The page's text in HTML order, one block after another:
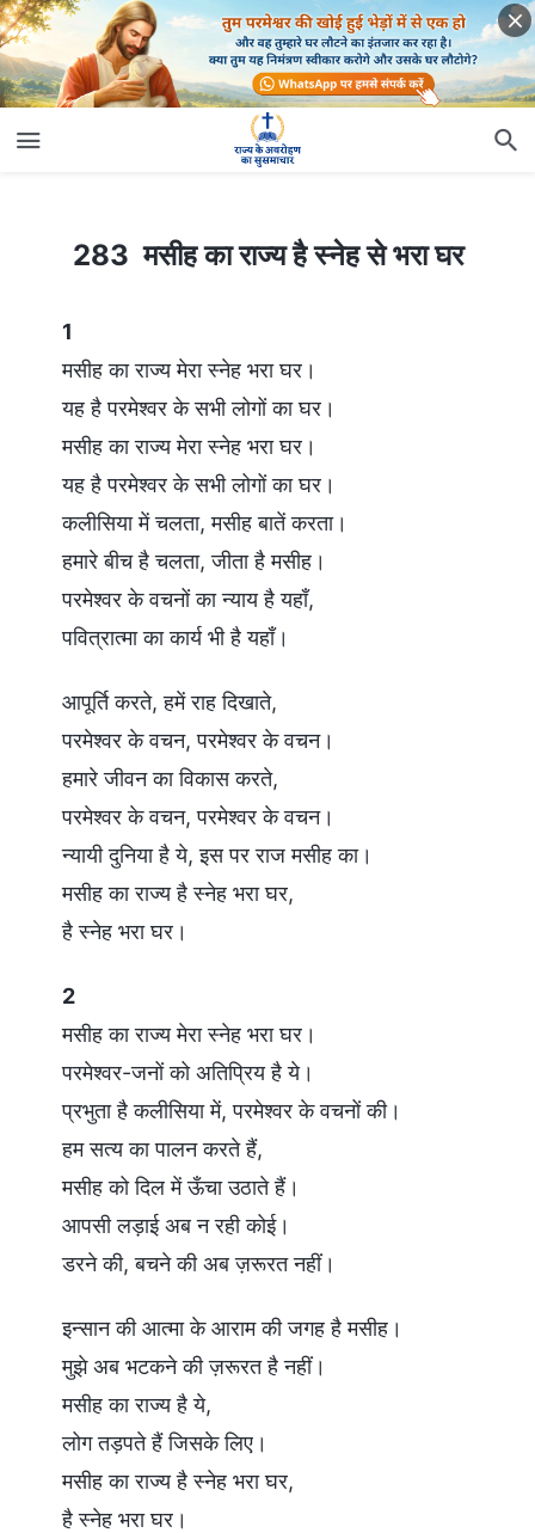
283 मसीह का राज्य है स्नेह से भरा घर
1
मसीह का राज्य मेरा स्नेह भरा घर।
यह है परमेश्वर के सभी लोगों का घर।
मसीह का राज्य मेरा स्नेह भरा घर।
यह है परमेश्वर के सभी लोगों का घर।
कलीसिया में चलता, मसीह बातें करता।
हमारे बीच है चलता, जीता है मसीह।
परमेश्वर के वचनों का न्याय है यहाँ,
पवित्रात्मा का कार्य भी है यहाँ।
आपूर्ति करते, हमें राह दिखाते,
परमेश्वर के वचन, परमेश्वर के वचन।
हमारे जीवन का विकास करते,
परमेश्वर के वचन, परमेश्वर के वचन।
न्यायी दुनिया है ये, इस पर राज मसीह का।
मसीह का राज्य है स्नेह भरा घर,
है स्नेह भरा घर।
2
मसीह का राज्य मेरा स्नेह भरा घर।
परमेश्वर-जनों को अतिप्रिय है ये।
प्रभुता है कलीसिया में, परमेश्वर के वचनों की।
हम सत्य का पालन करते हैं,
मसीह को दिल में ऊँचा उठाते हैं।
आपसी लड़ाई अब न रही कोई।
डरने की, बचने की अब ज़रूरत नहीं।
इन्सान की आत्मा के आराम की जगह है मसीह।
मुझे अब भटकने की ज़रूरत है नहीं।
मसीह का राज्य है ये,
लोग तड़पते हैं जिसके लिए।
मसीह का राज्य है स्नेह भरा घर,
है स्नेह भरा घर।